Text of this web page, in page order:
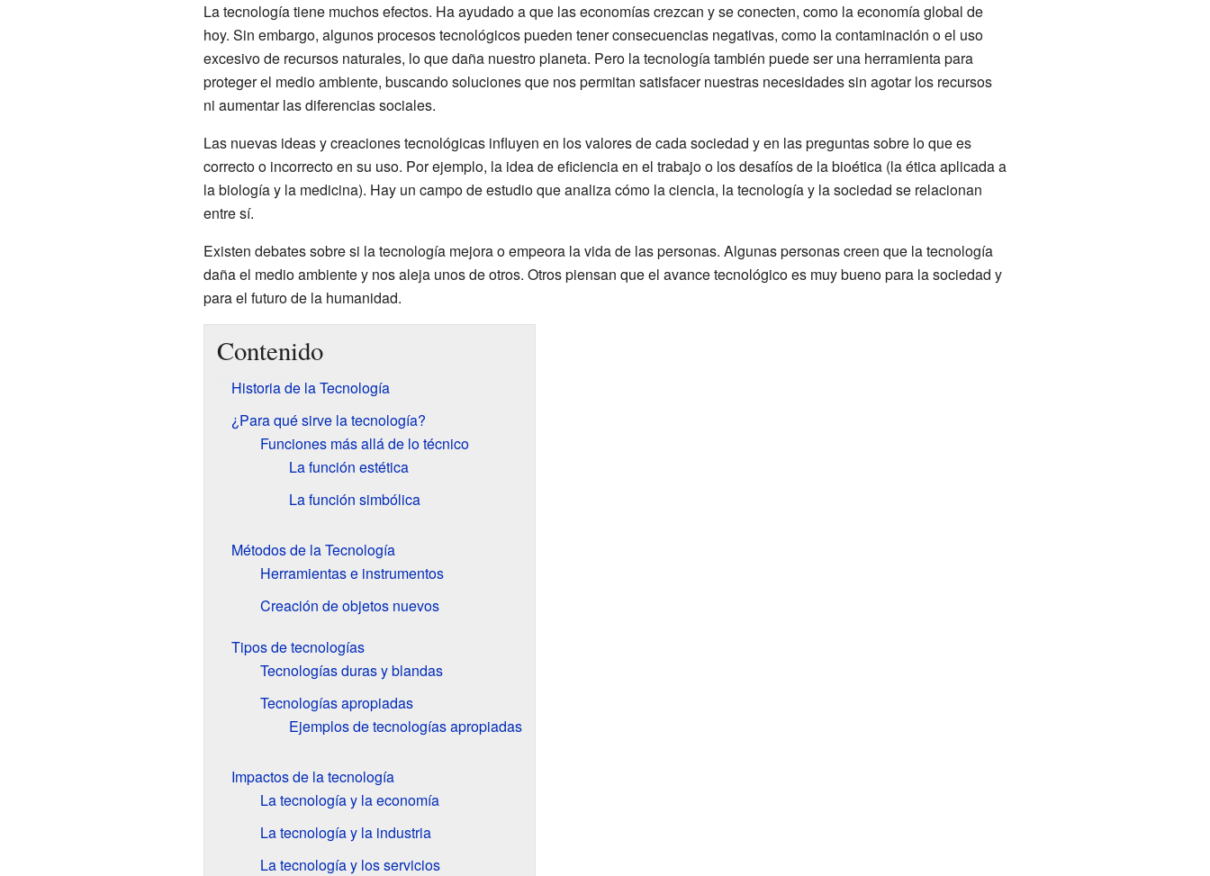
La tecnología tiene muchos efectos. Ha ayudado a que las economías crezcan y se conecten, como la economía global de
hoy. Sin embargo, algunos procesos tecnológicos pueden tener consecuencias negativas, como la contaminación o el uso
excesivo de recursos naturales, lo que daña nuestro planeta. Pero la tecnología también puede ser una herramienta para
proteger el medio ambiente, buscando soluciones que nos permitan satisfacer nuestras necesidades sin agotar los recursos
ni aumentar las diferencias sociales.
Las nuevas ideas y creaciones tecnológicas influyen en los valores de cada sociedad y en las preguntas sobre lo que es
correcto o incorrecto en su uso. Por ejemplo, la idea de eficiencia en el trabajo o los desafíos de la bioética (la ética aplicada a
la biología y la medicina). Hay un campo de estudio que analiza cómo la ciencia, la tecnología y la sociedad se relacionan
entre sí.
Existen debates sobre si la tecnología mejora o empeora la vida de las personas. Algunas personas creen que la tecnología
daña el medio ambiente y nos aleja unos de otros. Otros piensan que el avance tecnológico es muy bueno para la sociedad y
para el futuro de la humanidad.
Contenido
Historia de la Tecnología
¿Para qué sirve la tecnología?
Funciones más allá de lo técnico
La función estética
La función simbólica
Métodos de la Tecnología
Herramientas e instrumentos
Creación de objetos nuevos
Tipos de tecnologías
Tecnologías duras y blandas
Tecnologías apropiadas
Ejemplos de tecnologías apropiadas
Impactos de la tecnología
La tecnología y la economía
La tecnología y la industria
La tecnología y los servicios